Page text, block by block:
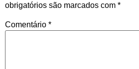
obrigatórios são marcados com *
Comentário *